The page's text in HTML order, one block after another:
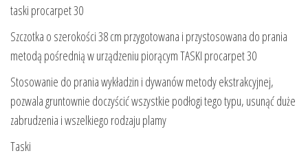
taski procarpet 30
Szczotka o szerokości 38 cm przygotowana i przystosowana do prania
metodą pośrednią w urządzeniu piorącym TASKI procarpet 30
Stosowanie do prania wykładzin i dywanów metody ekstrakcyjnej,
pozwala gruntownie doczyścić wszystkie podłogi tego typu, usunąć duże
zabrudzenia i wszelkiego rodzaju plamy
Taski